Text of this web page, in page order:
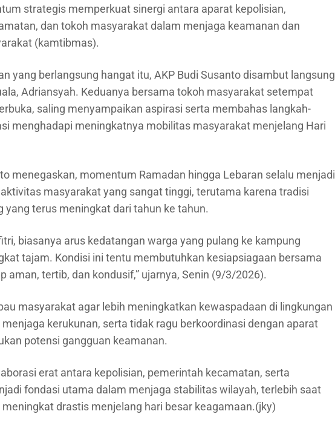
strategis memperkuat sinergi antara aparat kepolisian,
dan tokoh masyarakat dalam menjaga keamanan dan
(kamtibmas).
yang berlangsung hangat itu, AKP Budi Susanto disambut langsung
Adriansyah. Keduanya bersama tokoh masyarakat setempat
saling menyampaikan aspirasi serta membahas langkah-
menghadapi meningkatnya mobilitas masyarakat menjelang Hari
menegaskan, momentum Ramadan hingga Lebaran selalu menjadi
masyarakat yang sangat tinggi, terutama karena tradisi
yang terus meningkat dari tahun ke tahun.
biasanya arus kedatangan warga yang pulang ke kampung
tajam. Kondisi ini tentu membutuhkan kesiapsiagaan bersama
aman, tertib, dan kondusif,” ujarnya, Senin (9/3/2026).
masyarakat agar lebih meningkatkan kewaspadaan di lingkungan
kerukunan, serta tidak ragu berkoordinasi dengan aparat
potensi gangguan keamanan.
erat antara kepolisian, pemerintah kecamatan, serta
fondasi utama dalam menjaga stabilitas wilayah, terlebih saat
drastis menjelang hari besar keagamaan.(jky)